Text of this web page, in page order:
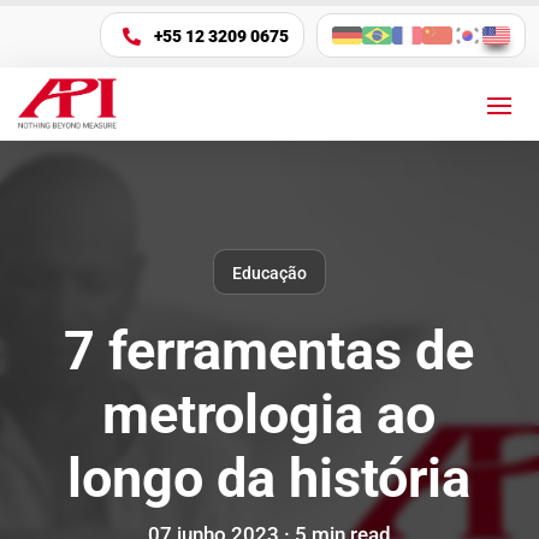
 +55 12 3209 0675
Educação
7 ferramentas de
metrologia ao
longo da história